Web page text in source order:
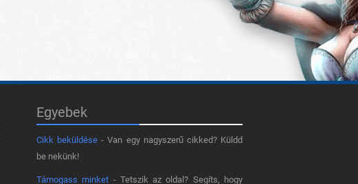
Egyebek
Cikk beküldése - Van egy nagyszerű cikked? Küldd
be nekünk!
Támogass minket - Tetszik az oldal? Segíts, hogy